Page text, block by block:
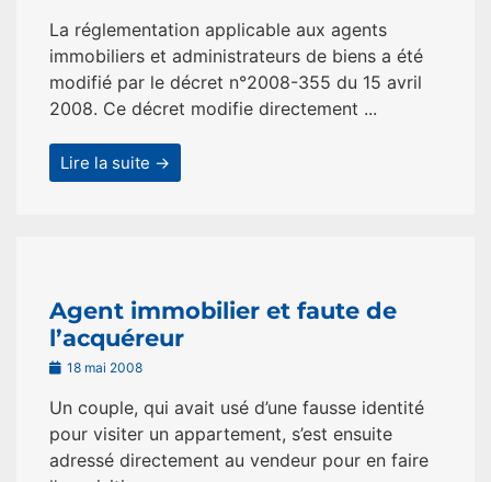
La réglementation applicable aux agents
immobiliers et administrateurs de biens a été
modifié par le décret n°2008-355 du 15 avril
2008. Ce décret modifie directement ...
Lire la suite →
Agent immobilier et faute de
l’acquéreur
18 mai 2008
Un couple, qui avait usé d’une fausse identité
pour visiter un appartement, s’est ensuite
adressé directement au vendeur pour en faire